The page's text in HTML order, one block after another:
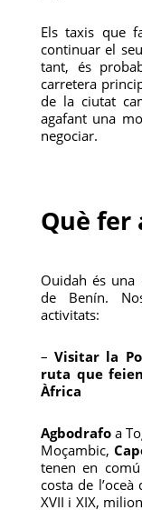
Els taxis que
continuar el
tant, és
carretera
de la ciutat
agafant una
negociar.
Què fer
Ouidah és
de Benín.
activitats:
–Visitar la
ruta que
Àfrica
Agbodrafoa
Moçambic,
tenen en
costa de
XVII i XIX,